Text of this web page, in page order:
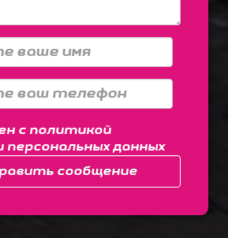
с политикой
персональных данных
сообщение